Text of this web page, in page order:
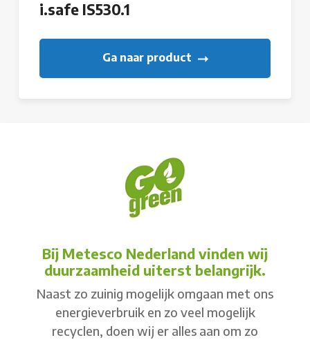
i.safe IS530.1
Ga naar product
Bij Metesco Nederland vinden wij
duurzaamheid uiterst belangrijk.
Naast zo zuinig mogelijk omgaan met ons
energieverbruik en zo veel mogelijk
recyclen, doen wij er alles aan om zo